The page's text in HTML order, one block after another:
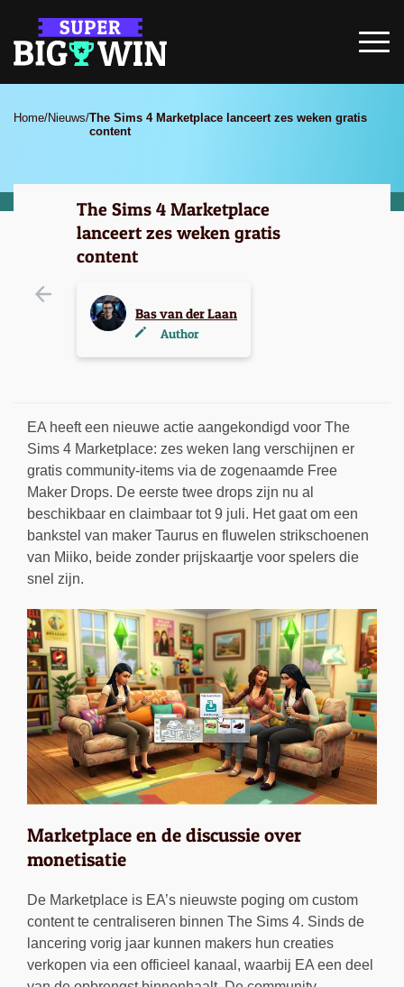
Home/Nieuws/The Sims 4 Marketplace lanceert zes weken gratis
content
The Sims 4 Marketplace
lanceert zes weken gratis
content
Bas van der Laan
Author
EA heeft een nieuwe actie aangekondigd voor The
Sims 4 Marketplace: zes weken lang verschijnen er
gratis community-items via de zogenaamde Free
Maker Drops. De eerste twee drops zijn nu al
beschikbaar en claimbaar tot 9 juli. Het gaat om een
bankstel van maker Taurus en fluwelen strikschoenen
van Miiko, beide zonder prijskaartje voor spelers die
snel zijn.
Marketplace en de discussie over
monetisatie
De Marketplace is EA’s nieuwste poging om custom
content te centraliseren binnen The Sims 4. Sinds de
lancering vorig jaar kunnen makers hun creaties
verkopen via een officieel kanaal, waarbij EA een deel